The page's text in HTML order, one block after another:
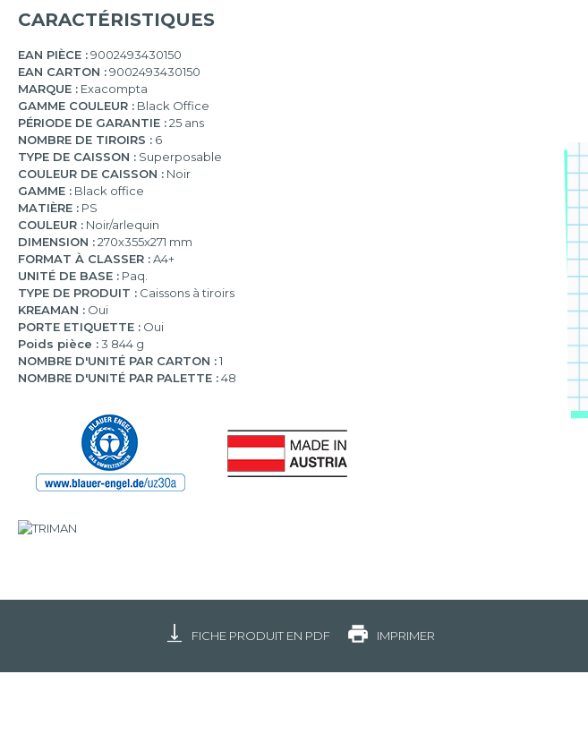
CARACTÉRISTIQUES
EAN PIÈCE :9002493430150
EAN CARTON :9002493430150
MARQUE : Exacompta
GAMME COULEUR : Black Office
PÉRIODE DE GARANTIE :25 ans
NOMBRE DE TIROIRS : 6
TYPE DE CAISSON : Superposable
COULEUR DE CAISSON : Noir
GAMME : Black office
MATIÈRE : PS
COULEUR : Noir/arlequin
DIMENSION :270x355x271 mm
FORMAT À CLASSER :A4+
UNITÉ DE BASE : Paq.
TYPE DE PRODUIT : Caissons à tiroirs
KREAMAN : Oui
PORTE ETIQUETTE : Oui
Poids pièce :3 844 g
NOMBRE D'UNITÉ PAR CARTON :1
NOMBRE D'UNITÉ PAR PALETTE :48
FICHE PRODUIT EN PDF IMPRIMER